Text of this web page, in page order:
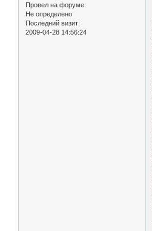
Провел на форуме:
Не определено
Последний визит:
2009-04-28 14:56:24